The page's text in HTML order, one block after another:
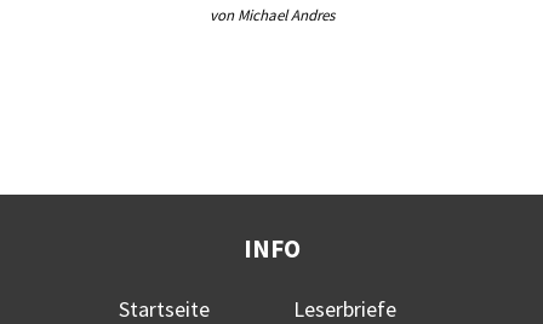
von Michael Andres
INFO
Startseite
Leserbriefe